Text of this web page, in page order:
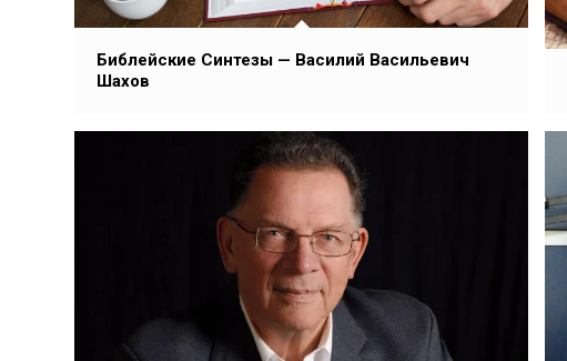
Библейские Синтезы — Василий Васильевич
Шахов